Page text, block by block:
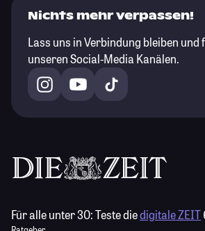
Nichts mehr verpassen!
Lass uns in Verbindung bleiben und
unseren Social-Media Kanälen.
Für alle unter 30:Teste diedigitale ZEIT